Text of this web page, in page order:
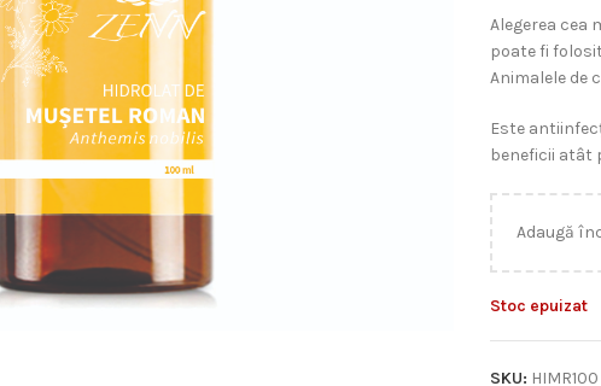
Alegerea cea
poate fi
Animalele de
Este
beneficii atât
Adaugă
Stoc epuizat
SKU: HIMR100